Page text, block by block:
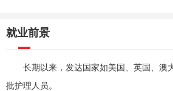
就业前景
长期以来，发达国家如美国、英国、澳
批护理人员。